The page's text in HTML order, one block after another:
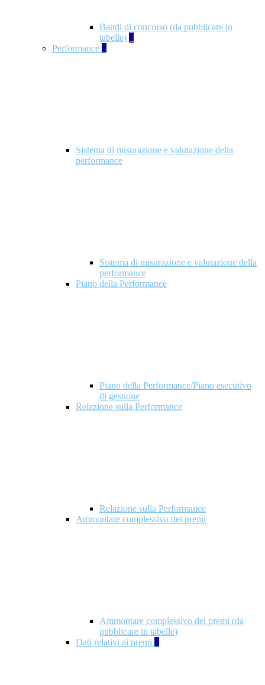
Bandi di concorso (da pubblicare in
tabelle) 2
Performance 5
Sistema di misurazione e valutazione della
performance
Sistema di misurazione e valutazione della
performance
Piano della Performance
Piano della Performance/Piano esecutivo
di gestione
Relazione sulla Performance
Relazione sulla Performance
Ammontare complessivo dei premi
Ammontare complessivo dei premi (da
pubblicare in tabelle)
Dati relativi ai premi 5